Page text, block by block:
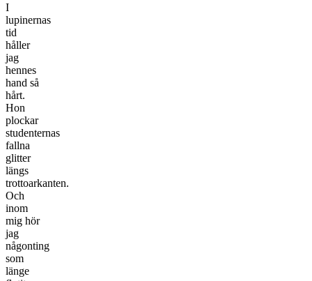
I
lupinernas
tid
håller
jag
hennes
hand så
hårt.
Hon
plockar
studenternas
fallna
glitter
längs
trottoarkanten.
Och
inom
mig hör
jag
någonting
som
länge